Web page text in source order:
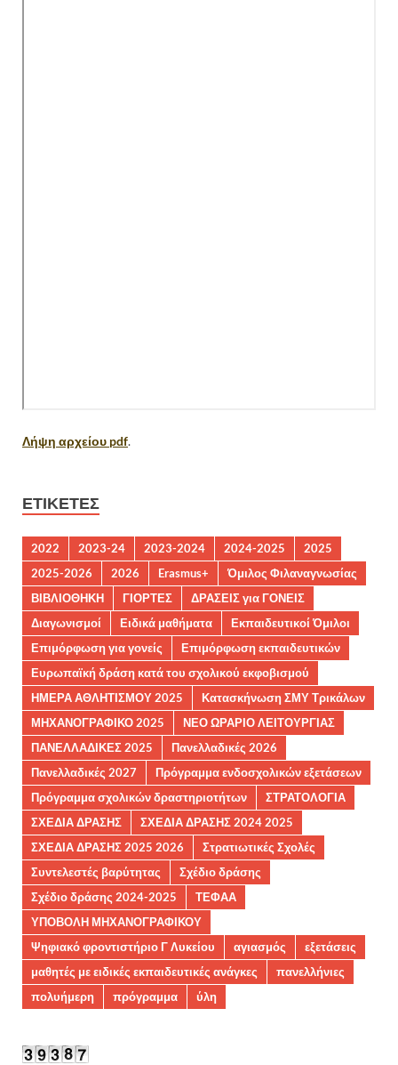
Λήψη αρχείου pdf.
ΕΤΙΚΈΤΕΣ
2022 2023-24 2023-2024 2024-2025
2025
2025-2026
2026 Erasmus+
Όμιλος Φιλαναγνωσίας
ΒΙΒΛΙΟΘΗΚΗ
ΓΙΟΡΤΕΣ
ΔΡΑΣΕΙΣ για ΓΟΝΕΙΣ
Διαγωνισμοί
Ειδικά μαθήματα
Εκπαιδευτικοί Όμιλοι
Επιμόρφωση για γονείς
Επιμόρφωση εκπαιδευτικών
Ευρωπαϊκή δράση κατά του σχολικού εκφοβισμού
ΗΜΕΡΑ ΑΘΛΗΤΙΣΜΟΥ 2025
Κατασκήνωση ΣΜΥ Τρικάλων
ΜΗΧΑΝΟΓΡΑΦΙΚΟ 2025
ΝΕΟ ΩΡΑΡΙΟ ΛΕΙΤΟΥΡΓΙΑΣ
ΠΑΝΕΛΛΑΔΙΚΕΣ 2025
Πανελλαδικές 2026
Πανελλαδικές 2027
Πρόγραμμα ενδοσχολικών εξετάσεων
Πρόγραμμα σχολικών δραστηριοτήτων
ΣΤΡΑΤΟΛΟΓΙΑ
ΣΧΕΔΙΑ ΔΡΑΣΗΣ
ΣΧΕΔΙΑ ΔΡΑΣΗΣ 2024 2025
ΣΧΕΔΙΑ ΔΡΑΣΗΣ 2025 2026
Στρατιωτικές Σχολές
Συντελεστές βαρύτητας
Σχέδιο δράσης
Σχέδιο δράσης 2024-2025
ΤΕΦΑΑ
ΥΠΟΒΟΛΗ ΜΗΧΑΝΟΓΡΑΦΙΚΟΥ
Ψηφιακό φροντιστήριο Γ Λυκείου
αγιασμός
εξετάσεις
μαθητές με ειδικές εκπαιδευτικές ανάγκες
πανελλήνιες
πολυήμερη
πρόγραμμα ύλη